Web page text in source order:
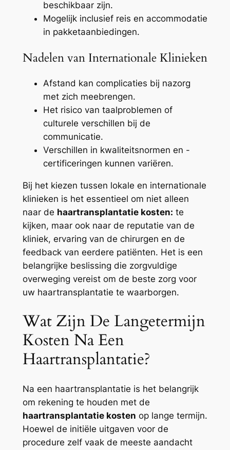
beschikbaar zijn.
Mogelijk inclusief reis en accommodatie
in pakketaanbiedingen.
Nadelen van Internationale Klinieken
Afstand kan complicaties bij nazorg
met zich meebrengen.
Het risico van taalproblemen of
culturele verschillen bij de
communicatie.
Verschillen in kwaliteitsnormen en -
certificeringen kunnen variëren.
Bij het kiezen tussen lokale en internationale
klinieken is het essentieel om niet alleen
naar de haartransplantatie kosten: te
kijken, maar ook naar de reputatie van de
kliniek, ervaring van de chirurgen en de
feedback van eerdere patiënten. Het is een
belangrijke beslissing die zorgvuldige
overweging vereist om de beste zorg voor
uw haartransplantatie te waarborgen.
Wat Zijn De Langetermijn
Kosten Na Een
Haartransplantatie?
Na een haartransplantatie is het belangrijk
om rekening te houden met de
haartransplantatie kosten op lange termijn.
Hoewel de initiële uitgaven voor de
procedure zelf vaak de meeste aandacht